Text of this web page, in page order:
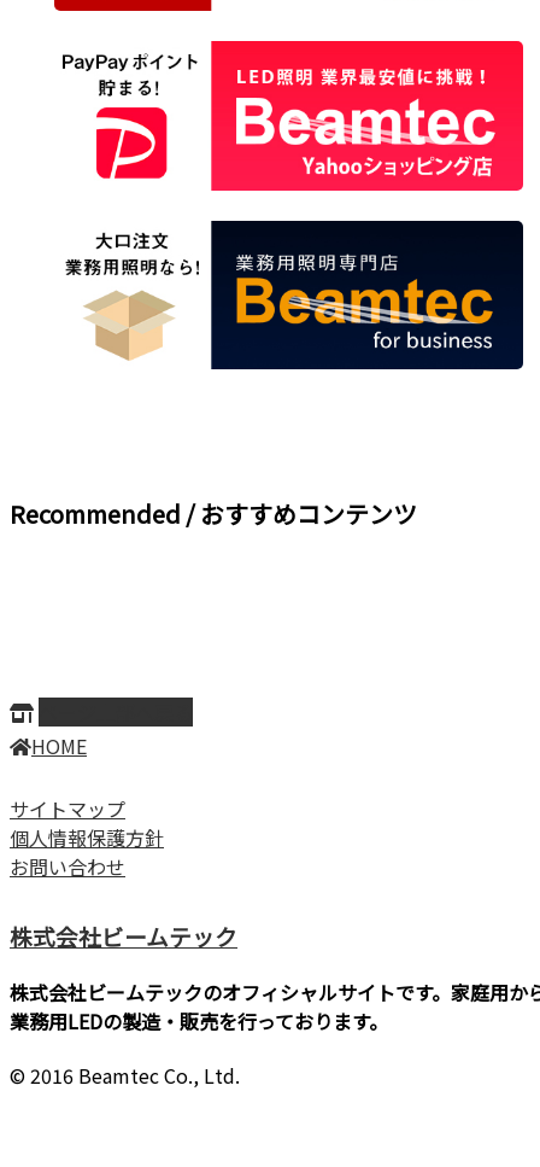
Recommended / おすすめコンテンツ
HOME
サイトマップ
個人情報保護方針
お問い合わせ
株式会社ビームテック
株式会社ビームテックのオフィシャルサイトです。家庭用か
業務用LEDの製造・販売を行っております。
© 2016 Beamtec Co., Ltd.